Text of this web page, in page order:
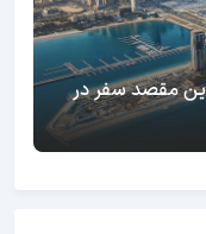
مقصد سفر در